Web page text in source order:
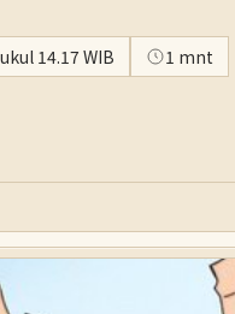
14.17 WIB 1 mnt